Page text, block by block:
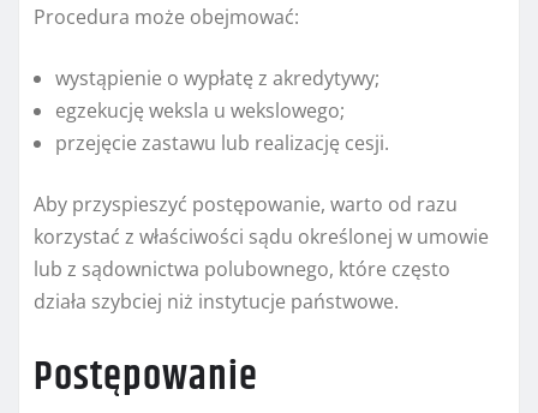
Procedura może obejmować:
wystąpienie o wypłatę z akredytywy;
egzekucję weksla u wekslowego;
przejęcie zastawu lub realizację cesji.
Aby przyspieszyć postępowanie, warto od razu
korzystać z właściwości sądu określonej w umowie
lub z sądownictwa polubownego, które często
działa szybciej niż instytucje państwowe.
Postępowanie